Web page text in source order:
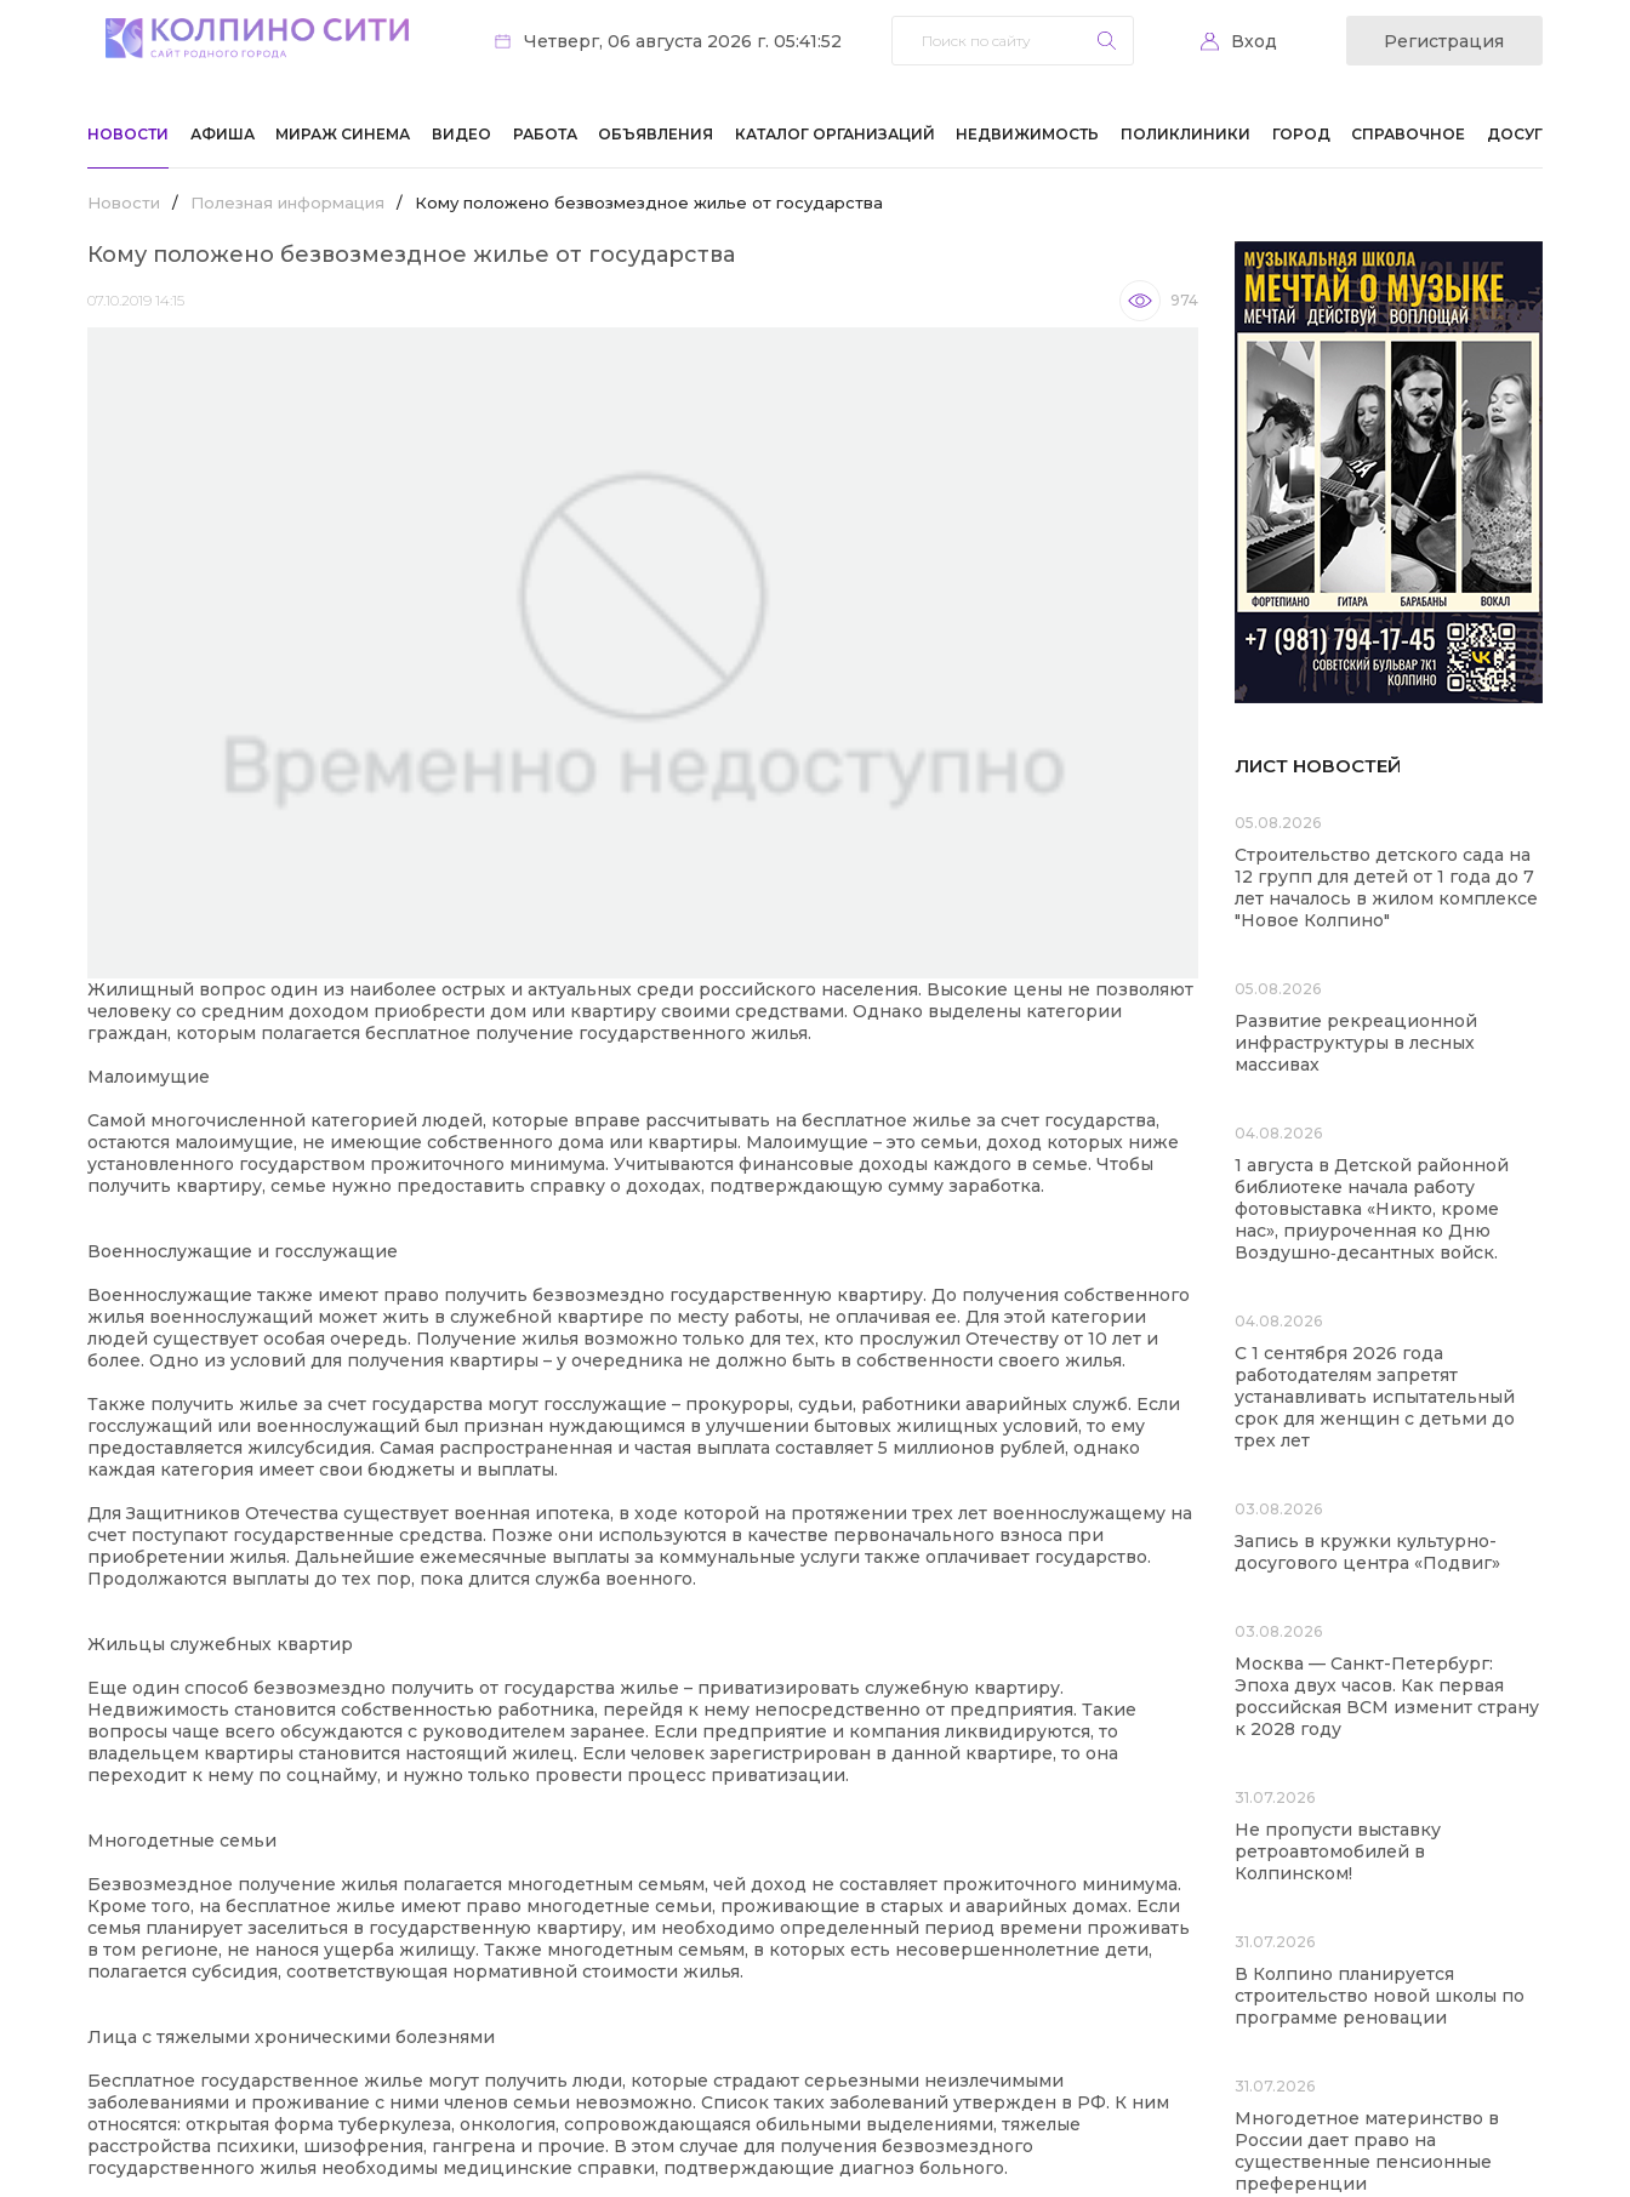
Четверг, 06 августа 2026 г. 05:41:52 Вход Регистрация
НОВОСТИ АФИША МИРАЖ СИНЕМА ВИДЕО РАБОТА ОБЪЯВЛЕНИЯ КАТАЛОГ ОРГАНИЗАЦИЙ НЕДВИЖИМОСТЬ ПОЛИКЛИНИКИ ГОРОД СПРАВОЧНОЕ ДОСУГ
Новости / Полезная информация / Кому положено безвозмездное жилье от государства
Кому положено безвозмездное жилье от государства
07.10.2019 14:15 974
Жилищный вопрос один из наиболее острых и актуальных среди российского населения. Высокие цены не позволяют
человеку со средним доходом приобрести дом или квартиру своими средствами. Однако выделены категории
граждан, которым полагается бесплатное получение государственного жилья.
Малоимущие
Самой многочисленной категорией людей, которые вправе рассчитывать на бесплатное жилье за счет государства,
остаются малоимущие, не имеющие собственного дома или квартиры. Малоимущие – это семьи, доход которых ниже
установленного государством прожиточного минимума. Учитываются финансовые доходы каждого в семье. Чтобы
получить квартиру, семье нужно предоставить справку о доходах, подтверждающую сумму заработка.
Военнослужащие и госслужащие
Военнослужащие также имеют право получить безвозмездно государственную квартиру. До получения собственного
жилья военнослужащий может жить в служебной квартире по месту работы, не оплачивая ее. Для этой категории
людей существует особая очередь. Получение жилья возможно только для тех, кто прослужил Отечеству от 10 лет и
более. Одно из условий для получения квартиры – у очередника не должно быть в собственности своего жилья.
Также получить жилье за счет государства могут госслужащие – прокуроры, судьи, работники аварийных служб. Если
госслужащий или военнослужащий был признан нуждающимся в улучшении бытовых жилищных условий, то ему
предоставляется жилсубсидия. Самая распространенная и частая выплата составляет 5 миллионов рублей, однако
каждая категория имеет свои бюджеты и выплаты.
Для Защитников Отечества существует военная ипотека, в ходе которой на протяжении трех лет военнослужащему на
счет поступают государственные средства. Позже они используются в качестве первоначального взноса при
приобретении жилья. Дальнейшие ежемесячные выплаты за коммунальные услуги также оплачивает государство.
Продолжаются выплаты до тех пор, пока длится служба военного.
Жильцы служебных квартир
Еще один способ безвозмездно получить от государства жилье – приватизировать служебную квартиру.
Недвижимость становится собственностью работника, перейдя к нему непосредственно от предприятия. Такие
вопросы чаще всего обсуждаются с руководителем заранее. Если предприятие и компания ликвидируются, то
владельцем квартиры становится настоящий жилец. Если человек зарегистрирован в данной квартире, то она
переходит к нему по соцнайму, и нужно только провести процесс приватизации.
Многодетные семьи
Безвозмездное получение жилья полагается многодетным семьям, чей доход не составляет прожиточного минимума.
Кроме того, на бесплатное жилье имеют право многодетные семьи, проживающие в старых и аварийных домах. Если
семья планирует заселиться в государственную квартиру, им необходимо определенный период времени проживать
в том регионе, не нанося ущерба жилищу. Также многодетным семьям, в которых есть несовершеннолетние дети,
полагается субсидия, соответствующая нормативной стоимости жилья.
Лица с тяжелыми хроническими болезнями
Бесплатное государственное жилье могут получить люди, которые страдают серьезными неизлечимыми
заболеваниями и проживание с ними членов семьи невозможно. Список таких заболеваний утвержден в РФ. К ним
относятся: открытая форма туберкулеза, онкология, сопровождающаяся обильными выделениями, тяжелые
расстройства психики, шизофрения, гангрена и прочие. В этом случае для получения безвозмездного
государственного жилья необходимы медицинские справки, подтверждающие диагноз больного.
ЛИСТ НОВОСТЕЙ
05.08.2026
Строительство детского сада на
12 групп для детей от 1 года до 7
лет началось в жилом комплексе
"Новое Колпино"
05.08.2026
Развитие рекреационной
инфраструктуры в лесных
массивах
04.08.2026
1 августа в Детской районной
библиотеке начала работу
фотовыставка «Никто, кроме
нас», приуроченная ко Дню
Воздушно‑десантных войск.
04.08.2026
С 1 сентября 2026 года
работодателям запретят
устанавливать испытательный
срок для женщин с детьми до
трех лет
03.08.2026
Запись в кружки культурно-
досугового центра «Подвиг»
03.08.2026
Москва — Санкт-Петербург:
Эпоха двух часов. Как первая
российская ВСМ изменит страну
к 2028 году
31.07.2026
Не пропусти выставку
ретроавтомобилей в
Колпинском!
31.07.2026
В Колпино планируется
строительство новой школы по
программе реновации
31.07.2026
Многодетное материнство в
России дает право на
существенные пенсионные
преференции